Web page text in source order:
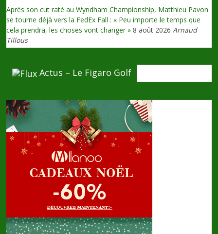
Après son cut raté au Wyndham Championship, Matthieu Pavon
se tourne déjà vers la FedEx Fall : « Peu importe le temps que
cela prendra, les choses vont changer » 8 août 2026 Arnaud
Tillous
Actus – Le Figaro Golf